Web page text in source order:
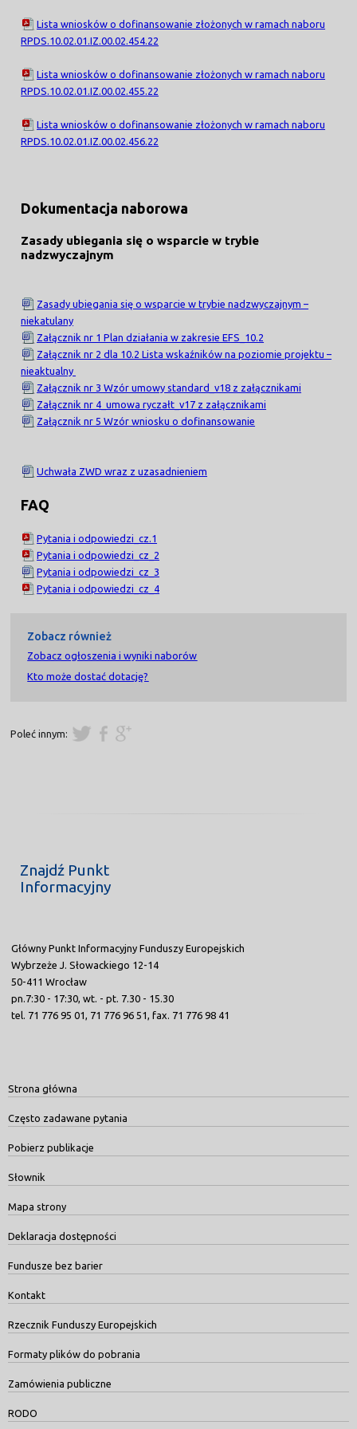
Lista wniosków o dofinansowanie złożonych w ramach naboru
RPDS.10.02.01.IZ.00.02.454.22
Lista wniosków o dofinansowanie złożonych w ramach naboru
RPDS.10.02.01.IZ.00.02.455.22
Lista wniosków o dofinansowanie złożonych w ramach naboru
RPDS.10.02.01.IZ.00.02.456.22
Dokumentacja naborowa
Zasady ubiegania się o wsparcie w trybie
nadzwyczajnym
Zasady ubiegania się o wsparcie w trybie nadzwyczajnym –
niekatulany
Załącznik nr 1 Plan działania w zakresie EFS_10.2
Załącznik nr 2 dla 10.2 Lista wskaźników na poziomie projektu –
nieaktualny
Załącznik nr 3 Wzór umowy standard_v18 z załącznikami
Załącznik nr 4_umowa ryczałt_v17 z załącznikami
Załącznik nr 5 Wzór wniosku o dofinansowanie
Uchwała ZWD wraz z uzasadnieniem
FAQ
Pytania i odpowiedzi_cz.1
Pytania i odpowiedzi_cz_2
Pytania i odpowiedzi_cz_3
Pytania i odpowiedzi_cz_4
Zobacz również
Zobacz ogłoszenia i wyniki naborów
Kto może dostać dotację?
Poleć innym:
Znajdź Punkt
Informacyjny
Główny Punkt Informacyjny Funduszy Europejskich
Wybrzeże J. Słowackiego 12-14
50-411 Wrocław
pn.7:30 - 17:30, wt. - pt. 7.30 - 15.30
tel. 71 776 95 01, 71 776 96 51, fax. 71 776 98 41
Strona główna
Często zadawane pytania
Pobierz publikacje
Słownik
Mapa strony
Deklaracja dostępności
Fundusze bez barier
Kontakt
Rzecznik Funduszy Europejskich
Formaty plików do pobrania
Zamówienia publiczne
RODO